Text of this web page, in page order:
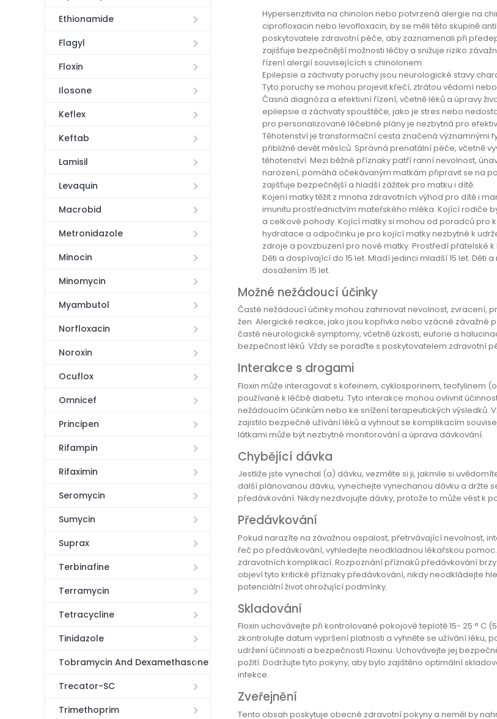
Ethionamide
Flagyl
Floxin
Ilosone
Keflex
Keftab
Lamisil
Levaquin
Macrobid
Metronidazole
Minocin
Minomycin
Myambutol
Norfloxacin
Noroxin
Ocuflox
Omnicef
Principen
Rifampin
Rifaximin
Seromycin
Sumycin
Suprax
Terbinafine
Terramycin
Tetracycline
Tinidazole
Tobramycin And Dexamethasone
Trecator-SC
Trimethoprim
Hypersenzitivita na chinolon nebo potvrzená alergie na
ciprofloxacin nebo levofloxacin, by se měli této skupině
poskytovatele zdravotní péče, aby zaznamenali při
zajišťuje bezpečnější možnosti léčby a snižuje riziko
řízení alergií souvisejících s chinolonem.
Epilepsie a záchvaty poruchy jsou neurologické stavy
Tyto poruchy se mohou projevit křečí, ztrátou vědomí
Časná diagnóza a efektivní řízení, včetně léků a úpravy
epilepsie a záchvaty spouštěče, jako je stres nebo
pro personalizované léčebné plány je nezbytná pro
Těhotenství je transformační cesta značená významnými
přibližně devět měsíců. Správná prenatální péče, včetně
těhotenství. Mezi běžné příznaky patří ranní nevolnost,
narození, pomáhá očekávaným matkám připravit se na
zajišťuje bezpečnější a hladší zážitek pro matku i dítě.
Kojení matky těžit z mnoha zdravotních výhod pro dítě i
imunitu prostřednictvím mateřského mléka. Kojící rodiče
a celkové pohody. Kojící matky si mohou od poradců pro
hydratace a odpočinku je pro kojící matky nezbytné k
zdroje a povzbuzení pro nové matky. Prostředí přátelské
Děti a dospívající do 15 let. Mladí jedinci mladší 15 let. Děti
dosažením 15 let.
Možné nežádoucí účinky
Časté nežádoucí účinky mohou zahrnovat nevolnost, zvracení,
žen. Alergické reakce, jako jsou kopřivka nebo vzácné závažné
časté neurologické symptomy, včetně úzkosti, euforie a
bezpečnost léků. Vždy se poraďte s poskytovatelem zdravotní
Interakce s drogami
Floxin může interagovat s kofeinem, cyklosporinem,
používané k léčbě diabetu. Tyto interakce mohou ovlivnit
nežádoucím účinkům nebo ke snížení terapeutických výsledků.
zajistilo bezpečné užívání léků a vyhnout se komplikacím
látkami může být nezbytné monitorování a úprava dávkování.
Chybějící dávka
Jestliže jste vynechal (a) dávku, vezměte si ji, jakmile si
další plánovanou dávku, vynechejte vynechanou dávku a držte
předávkování. Nikdy nezdvojujte dávky, protože to může vést k
Předávkování
Pokud narazíte na závažnou ospalost, přetrvávající nevolnost,
řeč po předávkování, vyhledejte neodkladnou lékařskou
zdravotních komplikací. Rozpoznání příznaků předávkování
objeví tyto kritické příznaky předávkování, nikdy neodkládejte
potenciální život ohrožující podmínky.
Skladování
Floxin uchovávejte při kontrolované pokojové teplotě 15- 25 ° C
zkontrolujte datum vypršení platnosti a vyhněte se užívání léku,
udržení účinnosti a bezpečnosti Floxinu. Uchovávejte jej
požití. Dodržujte tyto pokyny, aby bylo zajištěno optimální
infekce.
Zveřejnění
Tento obsah poskytuje obecné zdravotní pokyny a neměl by